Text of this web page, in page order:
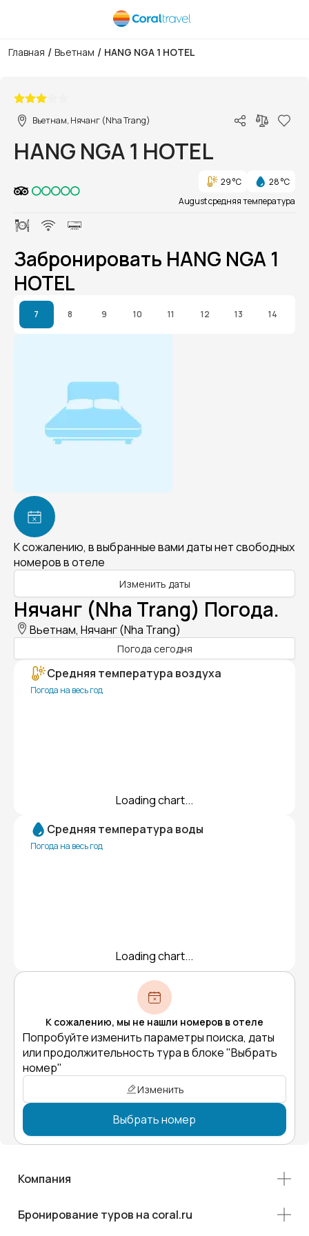
Главная / Вьетнам / HANG NGA 1 HOTEL
Вьетнам, Нячанг (Nha Trang)
HANG NGA 1 HOTEL
29 °C
28 °C
August средняя температура
Забронировать HANG NGA 1
HOTEL
7 8 9 10 11 12 13 14
К сожалению, в выбранные вами даты нет свободных
номеров в отеле
Изменить даты
Нячанг (Nha Trang) Погода.
Вьетнам, Нячанг (Nha Trang)
Погода сегодня
Средняя температура воздуха
Погода на весь год
Loading chart...
Средняя температура воды
Погода на весь год
Loading chart...
К сожалению, мы не нашли номеров в отеле
Попробуйте изменить параметры поиска, даты
или продолжительность тура в блоке "Выбрать
номер"
Изменить
Выбрать номер
Компания
Бронирование туров на coral.ru